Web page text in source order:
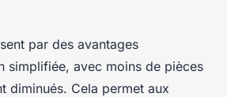
par des avantages
simplifiée, avec moins de pièces
diminués. Cela permet aux